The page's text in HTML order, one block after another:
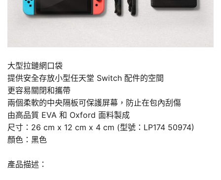
大型拉鏈網口袋
提供安全存放小型任天堂 Switch 配件的空間
更容易關閉和攜帶
兩個柔軟的中央隔板可保護屏幕，防止在包內刮傷
由高品質 EVA 和 Oxford 面料製成
尺寸：26 cm x 12 cm x 4 cm (型號：LP174 50974)
顏色：黑色
產品描述：